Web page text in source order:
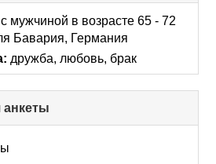
с мужчиной в возрасте 65 - 72
Бавария, Германия
дружба, любовь, брак
анкеты
to